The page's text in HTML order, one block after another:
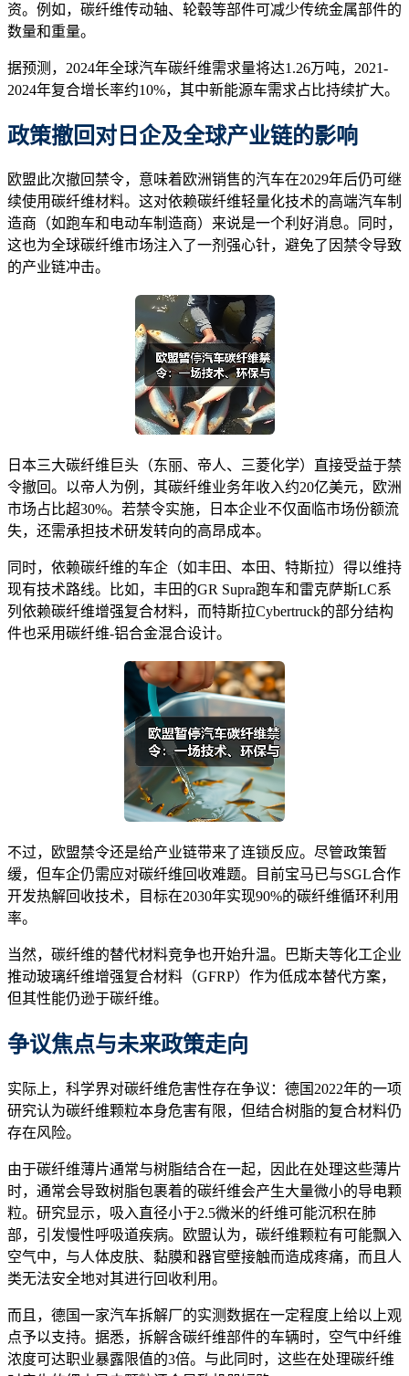
资。例如，碳纤维传动轴、轮毂等部件可减少传统金属部件的
数量和重量。
据预测，2024年全球汽车碳纤维需求量将达1.26万吨，2021-
2024年复合增长率约10%，其中新能源车需求占比持续扩大。
政策撤回对日企及全球产业链的影响
欧盟此次撤回禁令，意味着欧洲销售的汽车在2029年后仍可继
续使用碳纤维材料。这对依赖碳纤维轻量化技术的高端汽车制
造商（如跑车和电动车制造商）来说是一个利好消息。同时，
这也为全球碳纤维市场注入了一剂强心针，避免了因禁令导致
的产业链冲击。
日本三大碳纤维巨头（东丽、帝人、三菱化学）直接受益于禁
令撤回。以帝人为例，其碳纤维业务年收入约20亿美元，欧洲
市场占比超30%。若禁令实施，日本企业不仅面临市场份额流
失，还需承担技术研发转向的高昂成本。
同时，依赖碳纤维的车企（如丰田、本田、特斯拉）得以维持
现有技术路线。比如，丰田的GR Supra跑车和雷克萨斯LC系
列依赖碳纤维增强复合材料，而特斯拉Cybertruck的部分结构
件也采用碳纤维-铝合金混合设计。
不过，欧盟禁令还是给产业链带来了连锁反应。尽管政策暂
缓，但车企仍需应对碳纤维回收难题。目前宝马已与SGL合作
开发热解回收技术，目标在2030年实现90%的碳纤维循环利用
率。
当然，碳纤维的替代材料竞争也开始升温。巴斯夫等化工企业
推动玻璃纤维增强复合材料（GFRP）作为低成本替代方案，
但其性能仍逊于碳纤维。
争议焦点与未来政策走向
实际上，科学界对碳纤维危害性存在争议：德国2022年的一项
研究认为碳纤维颗粒本身危害有限，但结合树脂的复合材料仍
存在风险。
由于碳纤维薄片通常与树脂结合在一起，因此在处理这些薄片
时，通常会导致树脂包裹着的碳纤维会产生大量微小的导电颗
粒。研究显示，吸入直径小于2.5微米的纤维可能沉积在肺
部，引发慢性呼吸道疾病。欧盟认为，碳纤维颗粒有可能飘入
空气中，与人体皮肤、黏膜和器官壁接触而造成疼痛，而且人
类无法安全地对其进行回收利用。
而且，德国一家汽车拆解厂的实测数据在一定程度上给以上观
点予以支持。据悉，拆解含碳纤维部件的车辆时，空气中纤维
浓度可达职业暴露限值的3倍。与此同时，这些在处理碳纤维